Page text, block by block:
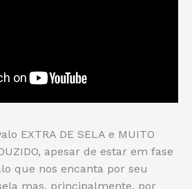
EXTRA DE SELA e MUITO
apesar de estar em fase
que nos encanta por seu
mas, principalmente, por